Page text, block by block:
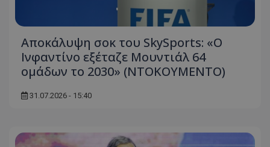
Αποκάλυψη σοκ του SkySports: «O
Ινφαντίνο εξέταζε Μουντιάλ 64
ομάδων το 2030» (ΝΤΟΚΟΥΜΕΝΤΟ)
31.07.2026 - 15:40